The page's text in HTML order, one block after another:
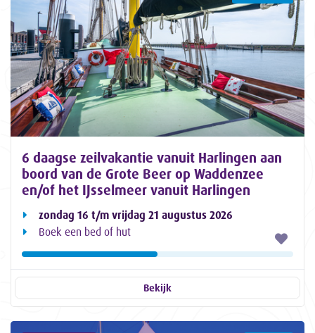
6 daagse zeilvakantie vanuit Harlingen aan
boord van de Grote Beer op Waddenzee
en/of het IJsselmeer vanuit Harlingen
zondag 16 t/m vrijdag 21 augustus 2026
Boek een bed of hut
Bekijk